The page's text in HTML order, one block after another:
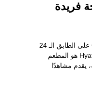
360 درجة فريدة
مطعم Compass Arizona Grill على الطابق الـ 24
من فندق Hyatt Regency Phoenix هو المطعم
يقدم مشاهدًا